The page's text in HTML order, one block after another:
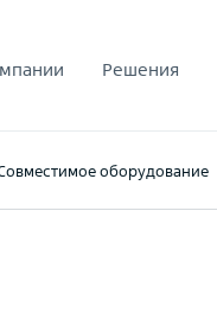
Решения
оборудование